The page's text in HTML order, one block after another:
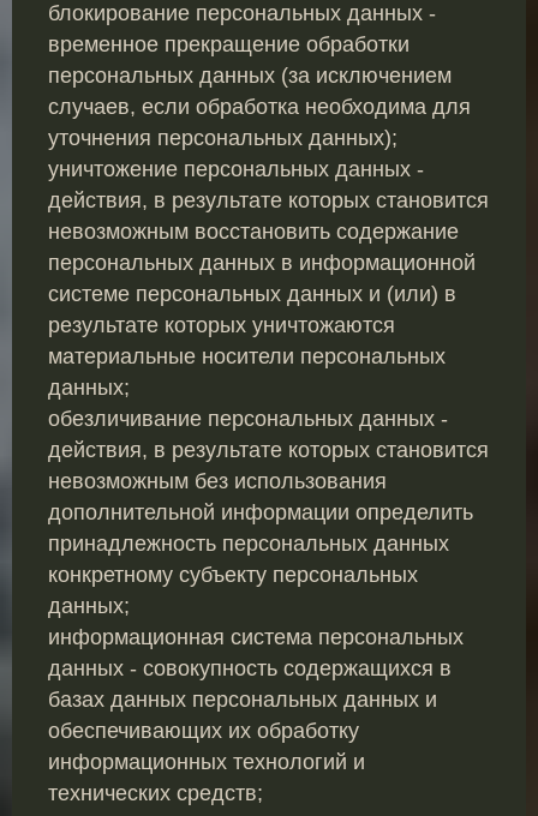
блокирование персональных данных -
временное прекращение обработки
персональных данных (за исключением
случаев, если обработка необходима для
уточнения персональных данных);
уничтожение персональных данных -
действия, в результате которых становится
невозможным восстановить содержание
персональных данных в информационной
системе персональных данных и (или) в
результате которых уничтожаются
материальные носители персональных
данных;
обезличивание персональных данных -
действия, в результате которых становится
невозможным без использования
дополнительной информации определить
принадлежность персональных данных
конкретному субъекту персональных
данных;
информационная система персональных
данных - совокупность содержащихся в
базах данных персональных данных и
обеспечивающих их обработку
информационных технологий и
технических средств;